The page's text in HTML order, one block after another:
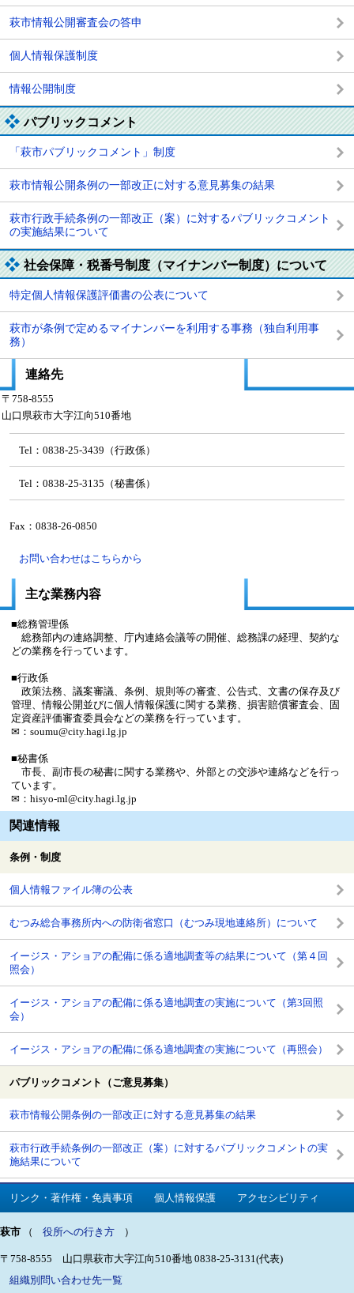
萩市情報公開審査会の答申
個人情報保護制度
情報公開制度
パブリックコメント
「萩市パブリックコメント」制度
萩市情報公開条例の一部改正に対する意見募集の結果
萩市行政手続条例の一部改正（案）に対するパブリックコメント
の実施結果について
社会保障・税番号制度（マイナンバー制度）について
特定個人情報保護評価書の公表について
萩市が条例で定めるマイナンバーを利用する事務（独自利用事
務）
連絡先
〒758-8555
山口県萩市大字江向510番地
Tel：0838-25-3439（行政係）
Tel：0838-25-3135（秘書係）
Fax：0838-26-0850
お問い合わせはこちらから
主な業務内容
■総務管理係
総務部内の連絡調整、庁内連絡会議等の開催、総務課の経理、契約な
どの業務を行っています。
■行政係
政策法務、議案審議、条例、規則等の審査、公告式、文書の保存及び
管理、情報公開並びに個人情報保護に関する業務、損害賠償審査会、固
定資産評価審査委員会などの業務を行っています。
✉：soumu@city.hagi.lg.jp
■秘書係
市長、副市長の秘書に関する業務や、外部との交渉や連絡などを行っ
ています。
✉：hisyo-ml@city.hagi.lg.jp
関連情報
条例・制度
個人情報ファイル簿の公表
むつみ総合事務所内への防衛省窓口（むつみ現地連絡所）について
イージス・アショアの配備に係る適地調査等の結果について（第４回
照会）
イージス・アショアの配備に係る適地調査の実施について（第3回照
会）
イージス・アショアの配備に係る適地調査の実施について（再照会）
パブリックコメント（ご意見募集）
萩市情報公開条例の一部改正に対する意見募集の結果
萩市行政手続条例の一部改正（案）に対するパブリックコメントの実
施結果について
リンク・著作権・免責事項 個人情報保護 アクセシビリティ
萩市 （ 役所への行き方 ）
〒758-8555 山口県萩市大字江向510番地 0838-25-3131(代表)
組織別問い合わせ先一覧